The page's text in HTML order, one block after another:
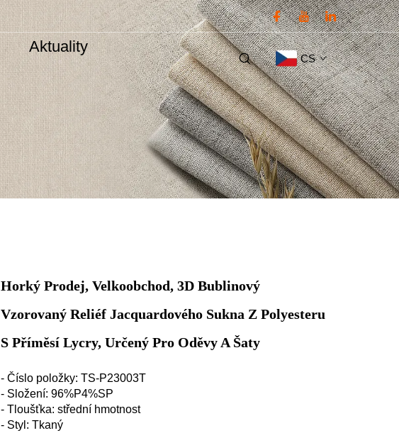
Aktuality
CS
Horký Prodej, Velkoobchod, 3D Bublinový
Vzorovaný Reliéf Jacquardového Sukna Z Polyesteru
S Příměsí Lycry, Určený Pro Oděvy A Šaty
- Číslo položky: TS-P23003T
- Složení: 96%P4%SP
- Tloušťka: střední hmotnost
- Styl: Tkaný